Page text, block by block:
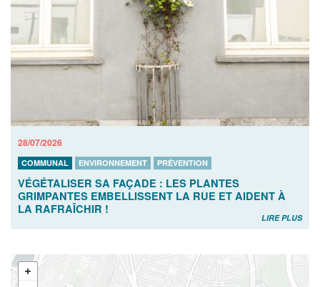
28/07/2026
COMMUNAL ENVIRONNEMENT PRÉVENTION
VÉGÉTALISER SA FAÇADE : LES PLANTES
GRIMPANTES EMBELLISSENT LA RUE ET AIDENT À
LA RAFRAÎCHIR !
LIRE PLUS